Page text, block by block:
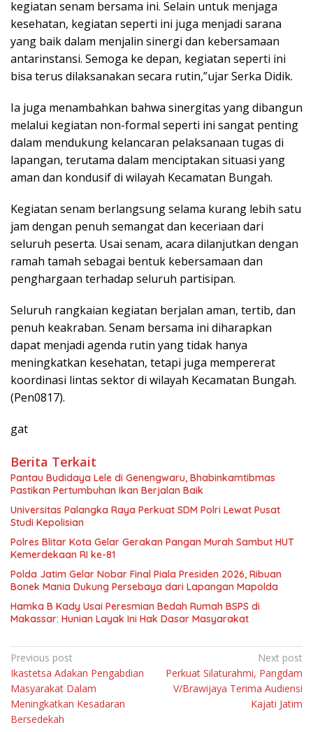
kegiatan senam bersama ini. Selain untuk menjaga
kesehatan, kegiatan seperti ini juga menjadi sarana
yang baik dalam menjalin sinergi dan kebersamaan
antarinstansi. Semoga ke depan, kegiatan seperti ini
bisa terus dilaksanakan secara rutin,”ujar Serka Didik.
Ia juga menambahkan bahwa sinergitas yang dibangun
melalui kegiatan non-formal seperti ini sangat penting
dalam mendukung kelancaran pelaksanaan tugas di
lapangan, terutama dalam menciptakan situasi yang
aman dan kondusif di wilayah Kecamatan Bungah.
Kegiatan senam berlangsung selama kurang lebih satu
jam dengan penuh semangat dan keceriaan dari
seluruh peserta. Usai senam, acara dilanjutkan dengan
ramah tamah sebagai bentuk kebersamaan dan
penghargaan terhadap seluruh partisipan.
Seluruh rangkaian kegiatan berjalan aman, tertib, dan
penuh keakraban. Senam bersama ini diharapkan
dapat menjadi agenda rutin yang tidak hanya
meningkatkan kesehatan, tetapi juga mempererat
koordinasi lintas sektor di wilayah Kecamatan Bungah.
(Pen0817).
gat
Berita Terkait
Pantau Budidaya Lele di Genengwaru, Bhabinkamtibmas
Pastikan Pertumbuhan Ikan Berjalan Baik
Universitas Palangka Raya Perkuat SDM Polri Lewat Pusat
Studi Kepolisian
Polres Blitar Kota Gelar Gerakan Pangan Murah Sambut HUT
Kemerdekaan RI ke-81
Polda Jatim Gelar Nobar Final Piala Presiden 2026, Ribuan
Bonek Mania Dukung Persebaya dari Lapangan Mapolda
Hamka B Kady Usai Peresmian Bedah Rumah BSPS di
Makassar: Hunian Layak Ini Hak Dasar Masyarakat
Navigasi
pos
Previous post
Ikastetsa Adakan Pengabdian
Masyarakat Dalam
Meningkatkan Kesadaran
Bersedekah
Next post
Perkuat Silaturahmi, Pangdam
V/Brawijaya Terima Audiensi
Kajati Jatim